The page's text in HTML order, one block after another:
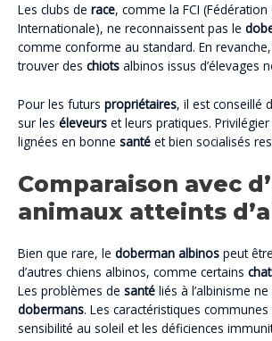
Les clubs de race, comme la FCI
Internationale), ne reconnaissent pas le
comme conforme au standard. En
trouver des chiots albinos issus d’élevages
Pour les futurs propriétaires, il est conseillé
sur les éleveurs et leurs pratiques.
lignées en bonne santé et bien socialisés
Comparaison avec
animaux atteints
Bien que rare, le doberman albinos peut
d’autres chiens albinos, comme certains
Les problèmes de santé liés à l’albinisme
dobermans. Les caractéristiques communes
sensibilité au soleil et les déficiences